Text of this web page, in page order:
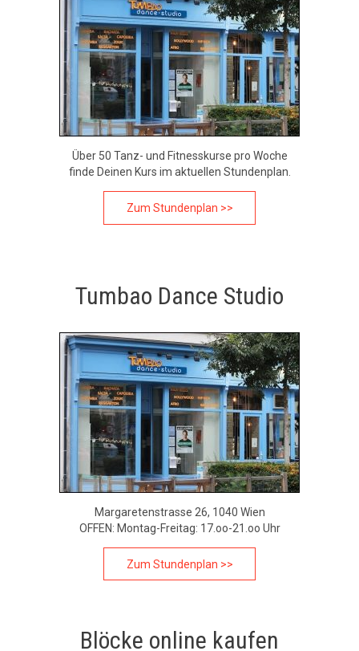
Über 50 Tanz- und Fitnesskurse pro Woche
finde Deinen Kurs im aktuellen Stundenplan.
Zum Stundenplan >>
Tumbao Dance Studio
Margaretenstrasse 26, 1040 Wien
OFFEN: Montag-Freitag: 17.oo-21.oo Uhr
Zum Stundenplan >>
Blöcke online kaufen